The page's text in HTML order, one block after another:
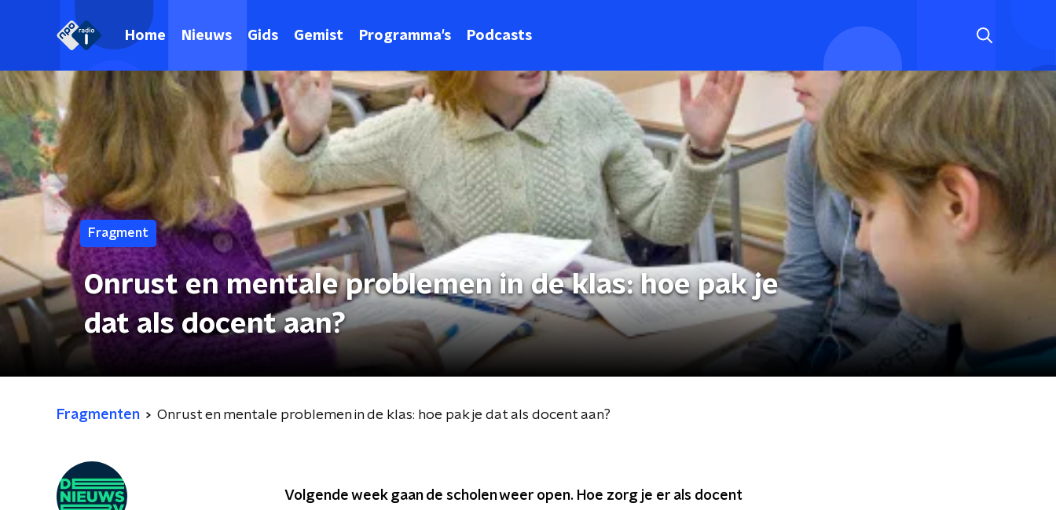
Home Nieuws Gids Gemist Programma's Podcasts
Fragment
Onrust en mentale problemen in de klas: hoe pak je
dat als docent aan?
Fragmenten Onrust en mentale problemen in de klas: hoe pak je dat als docent aan?
Volgende week gaan de scholen weer open. Hoe zorg je er als docent